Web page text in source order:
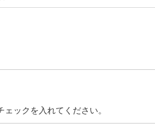
ックを入れてください。